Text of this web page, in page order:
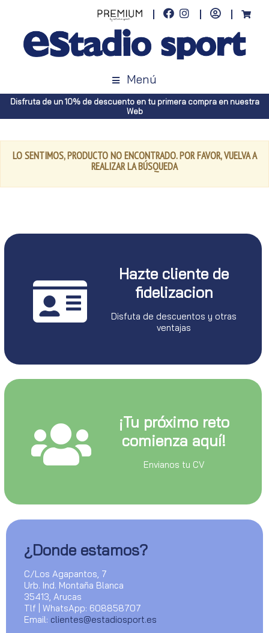
Menú
Disfruta de un 10% de descuento en tu primera compra en nuestra
Web
LO SENTIMOS, PRODUCTO NO ENCONTRADO. POR FAVOR, VUELVA A
REALIZAR LA BÚSQUEDA
Hazte cliente de
fidelizacion
Disfuta de descuentos y otras
ventajas
¡Tu próximo reto
comienza aquí!
Envianos tu CV
¿Donde estamos?
C/Los Agapantos, 7
Urb. Ind. Montaña Blanca
35413, Arucas
Tlf | WhatsApp: 608858707
Email: clientes@estadiosport.es